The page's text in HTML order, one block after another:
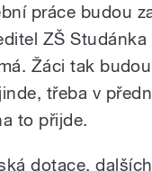
práce budou
ZŠ Studánka
Žáci tak
třeba v
to přijde.
dotace,